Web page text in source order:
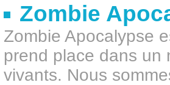
Zombie
Zombie Apocalypse
prend place dans un
vivants. Nous